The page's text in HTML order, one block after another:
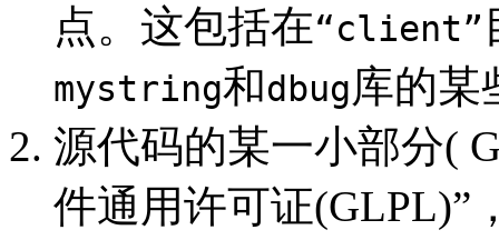
点。这包括在“client”
mystring和dbug库的某
源代码的某一小部分(
件通用许可证(GLPL)”